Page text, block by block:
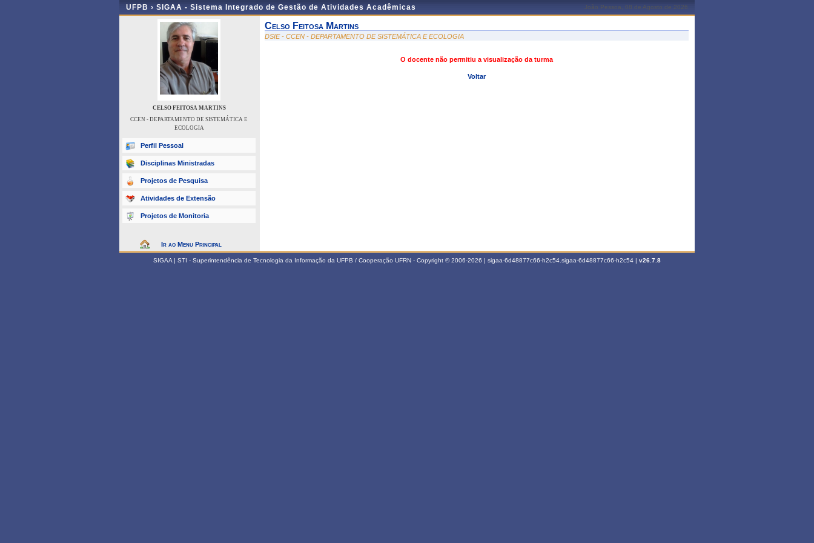
UFPB › SIGAA - Sistema Integrado de Gestão de Atividades Acadêmicas João Pessoa, 08 de Agosto de 2026
CELSO FEITOSA MARTINS
CCEN - DEPARTAMENTO DE SISTEMÁTICA E
ECOLOGIA
Perfil Pessoal
Disciplinas Ministradas
Projetos de Pesquisa
Atividades de Extensão
Projetos de Monitoria
Ir ao Menu Principal
Celso Feitosa Martins
DSIE - CCEN - DEPARTAMENTO DE SISTEMÁTICA E ECOLOGIA
O docente não permitiu a visualização da turma
Voltar
SIGAA | STI - Superintendência de Tecnologia da Informação da UFPB / Cooperação UFRN - Copyright © 2006-2026 | sigaa-6d48877c66-h2c54.sigaa-6d48877c66-h2c54 | v26.7.8